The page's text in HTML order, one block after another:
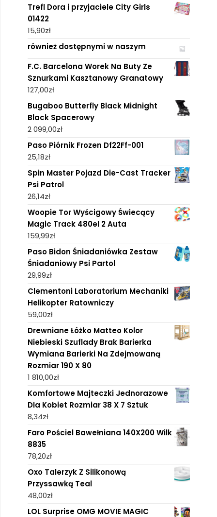
Trefl Dora i przyjaciele City Girls
01422
15,90zł
również dostępnymi w naszym
F.C. Barcelona Worek Na Buty Ze
Sznurkami Kasztanowy Granatowy
127,00zł
Bugaboo Butterfly Black Midnight
Black Spacerowy
2 099,00zł
Paso Piórnik Frozen Df22Ff-001
25,18zł
Spin Master Pojazd Die-Cast Tracker
Psi Patrol
26,14zł
Woopie Tor Wyścigowy Świecący
Magic Track 480el 2 Auta
159,99zł
Paso Bidon Śniadaniówka Zestaw
Śniadaniowy Psi Partol
29,99zł
Clementoni Laboratorium Mechaniki
Helikopter Ratowniczy
59,00zł
Drewniane Łóżko Matteo Kolor
Niebieski Szuflady Brak Barierka
Wymiana Barierki Na Zdejmowaną
Rozmiar 190 X 80
1 810,00zł
Komfortowe Majteczki Jednorazowe
Dla Kobiet Rozmiar 38 X 7 Sztuk
8,34zł
Faro Pościel Bawełniana 140X200 Wilk
8835
78,20zł
Oxo Talerzyk Z Silikonową
Przyssawką Teal
48,00zł
LOL Surprise OMG MOVIE MAGIC